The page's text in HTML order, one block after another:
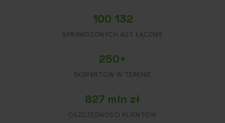
100 132
SPRAWDZONYCH AUT ŁĄCZNIE
250+
EKSPERTÓW W TERENIE
827 mln zł
OSZCZĘDNOŚCI KLIENTÓW